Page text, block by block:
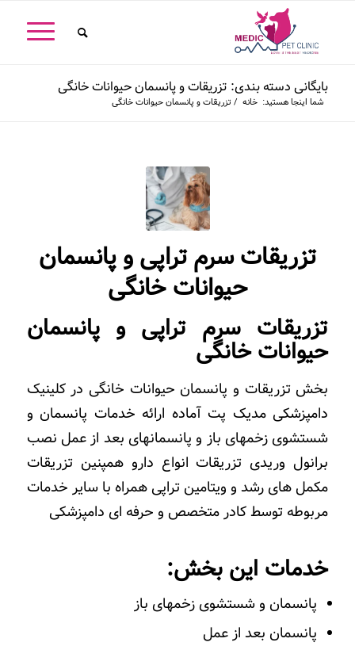
بایگانی دسته بندی: تزریقات و پانسمان حیوانات خانگی
شما اینجا هستید: خانه / تزریقات و پانسمان حیوانات خانگی
تزریقات سرم تراپی و پانسمان
حیوانات خانگی
تزریقات سرم تراپی و پانسمان
حیوانات خانگی
بخش تزریقات و پانسمان حیوانات خانگی در کلینیک
دامپزشکی مدیک پت آماده ارائه خدمات پانسمان و
شستشوی زخمهای باز و پانسمانهای بعد از عمل نصب
برانول وریدی تزریقات انواع دارو همپنین تزریقات
مکمل های رشد و ویتامین تراپی همراه با سایر خدمات
مربوطه توسط کادر متخصص و حرفه ای دامپزشکی
خدمات این بخش:
پانسمان و شستشوی زخمهای باز
پانسمان بعد از عمل